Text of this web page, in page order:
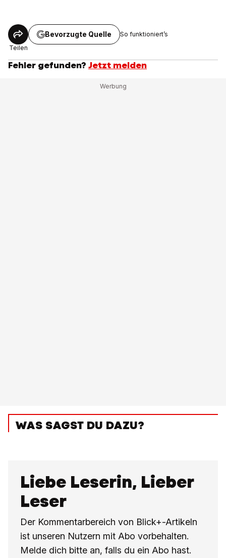
Teilen
Bevorzugte Quelle So funktioniert’s
Fehler gefunden? Jetzt melden
WAS SAGST DU DAZU?
Liebe Leserin, Lieber
Leser
Der Kommentarbereich von Blick+-Artikeln
ist unseren Nutzern mit Abo vorbehalten.
Melde dich bitte an, falls du ein Abo hast.